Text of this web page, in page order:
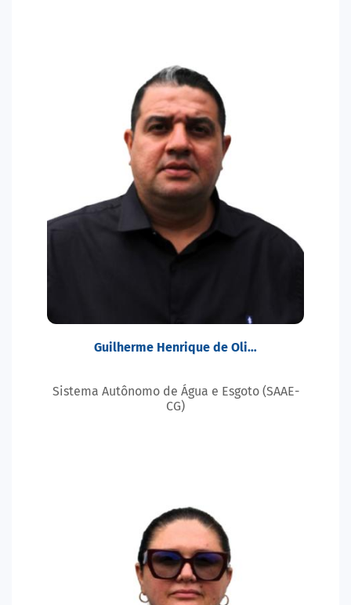
Guilherme Henrique de Oli…
Sistema Autônomo de Água e Esgoto (SAAE-
CG)